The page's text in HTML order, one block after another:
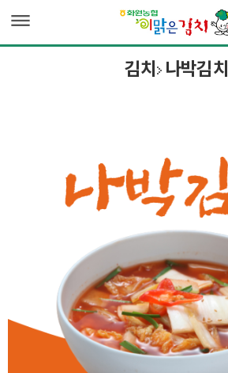
dehaze
김치 나박김치